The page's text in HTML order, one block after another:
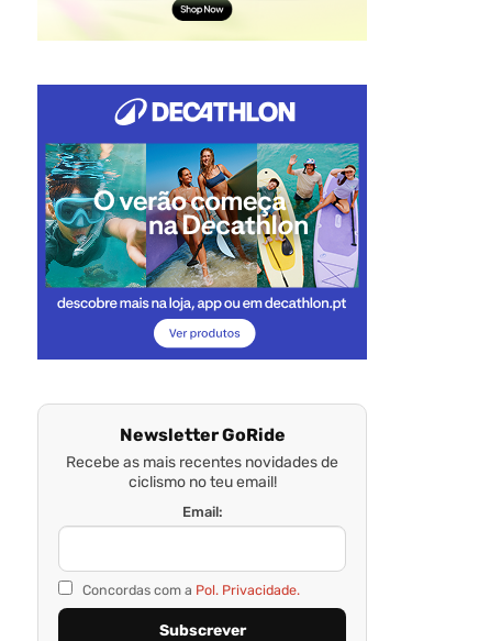
Newsletter GoRide
Recebe as mais recentes novidades de
ciclismo no teu email!
Email:
Concordas com a Pol. Privacidade.